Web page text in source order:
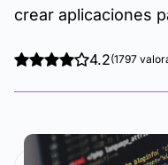
crear aplicaciones
4.2(1797